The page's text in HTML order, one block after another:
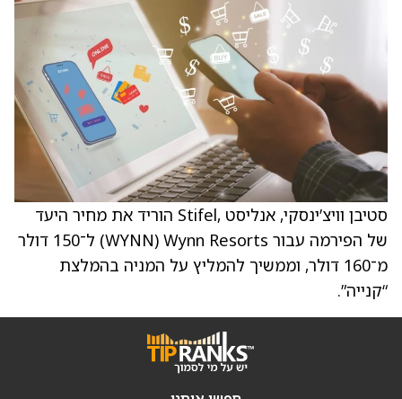
סטיבן וויצ’ינסקי, אנליסט ,Stifel הוריד את מחיר היעד
של הפירמה עבור Wynn Resorts ‏(WYNN) ל־150 דולר
מ־160 דולר, וממשיך להמליץ על המניה בהמלצת
“קנייה”.